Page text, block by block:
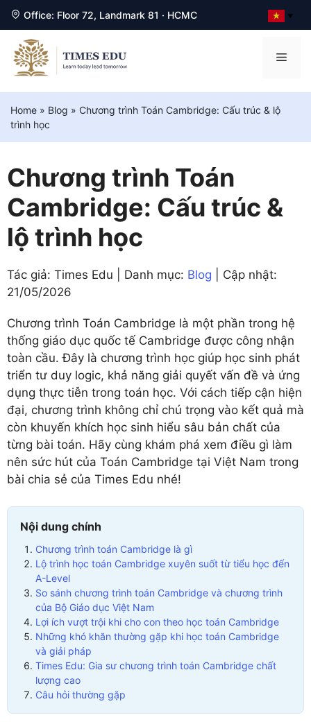
Office: Floor 72, Landmark 81 · HCMC ▼
Chuyển
đến
nội
dung
Home » Blog » Chương trình Toán Cambridge: Cấu trúc & lộ
trình học
Chương trình Toán
Cambridge: Cấu trúc &
lộ trình học
Tác giả: Times Edu | Danh mục: Blog | Cập nhật:
21/05/2026
Chương trình Toán Cambridge là một phần trong hệ
thống giáo dục quốc tế Cambridge được công nhận
toàn cầu. Đây là chương trình học giúp học sinh phát
triển tư duy logic, khả năng giải quyết vấn đề và ứng
dụng thực tiễn trong toán học. Với cách tiếp cận hiện
đại, chương trình không chỉ chú trọng vào kết quả mà
còn khuyến khích học sinh hiểu sâu bản chất của
từng bài toán. Hãy cùng khám phá xem điều gì làm
nên sức hút của Toán Cambridge tại Việt Nam trong
bài chia sẻ của Times Edu nhé!
Nội dung chính
Chương trình toán Cambridge là gì
Lộ trình học toán Cambridge xuyên suốt từ tiểu học đến
A-Level
So sánh chương trình toán Cambridge và chương trình
của Bộ Giáo dục Việt Nam
Lợi ích vượt trội khi cho con theo học toán Cambridge
Những khó khăn thường gặp khi học toán Cambridge
và giải pháp
Times Edu: Gia sư chương trình toán Cambridge chất
lượng cao
Câu hỏi thường gặp